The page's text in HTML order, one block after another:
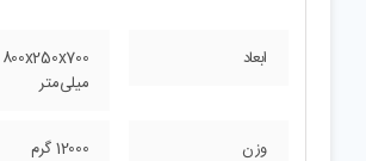
ابعاد
800x250x700
میلی‌متر
وزن 12000 گرم